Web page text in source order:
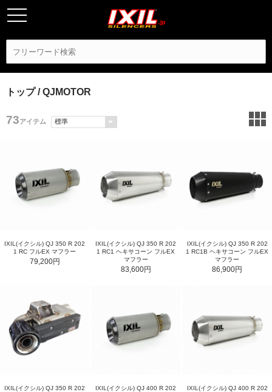
トップ/ QJMOTOR
73アイテム
IXIL(イクシル) QJ 350 R 202
1 RC フルEX マフラー
79,200円
IXIL(イクシル) QJ 350 R 202
1 RC1 ヘキサコーン フルEX
マフラー
83,600円
IXIL(イクシル) QJ 350 R 202
1 RC1B ヘキサコーン フルEX
マフラー
86,900円
IXIL(イクシル) QJ 350 R 202
IXIL(イクシル) QJ 400 R 202
IXIL(イクシル) QJ 400 R 202